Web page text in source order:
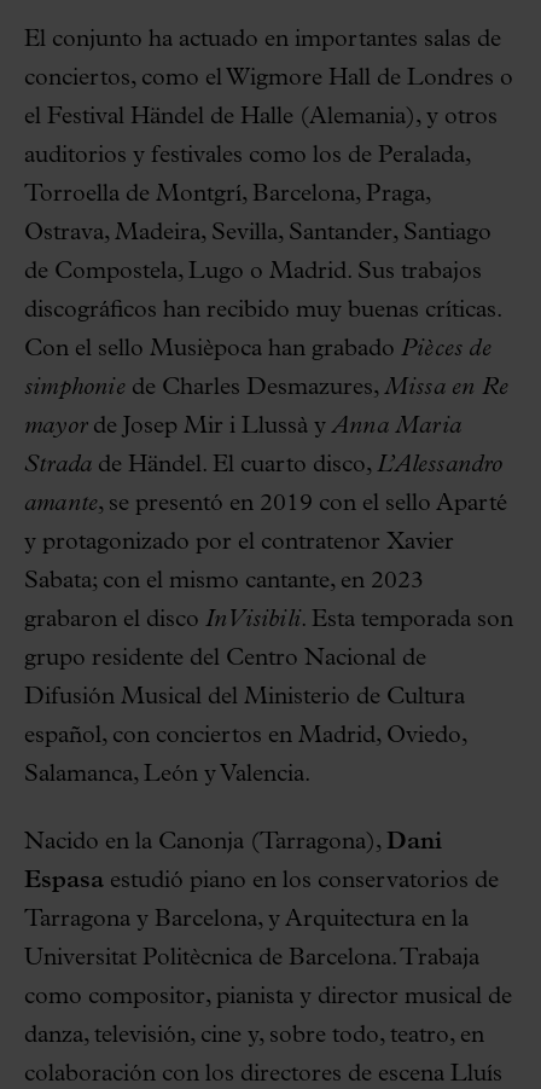
El conjunto ha actuado en importantes salas de
conciertos, como el Wigmore Hall de Londres o
el Festival Händel de Halle (Alemania), y otros
auditorios y festivales como los de Peralada,
Torroella de Montgrí, Barcelona, Praga,
Ostrava, Madeira, Sevilla, Santander, Santiago
de Compostela, Lugo o Madrid. Sus trabajos
discográficos han recibido muy buenas críticas.
Con el sello Musièpoca han grabado Pièces de
simphoniede Charles Desmazures, Missa en Re
mayorde Josep Mir i Llussà yAnna Maria
Strada de Händel. El cuarto disco,L’Alessandro
amante, se presentó en 2019 con el sello Aparté
y protagonizado por el contratenor Xavier
Sabata; con el mismo cantante, en 2023
grabaron el disco InVisibili. Esta temporada son
grupo residente del Centro Nacional de
Difusión Musical del Ministerio de Cultura
español, con conciertos en Madrid, Oviedo,
Salamanca, León y Valencia.
Nacido en la Canonja (Tarragona), Dani
Espasa estudió piano en los conservatorios de
Tarragona y Barcelona, y Arquitectura en la
Universitat Politècnica de Barcelona. Trabaja
como compositor, pianista y director musical de
danza, televisión, cine y, sobre todo, teatro, en
colaboración con los directores de escena Lluís